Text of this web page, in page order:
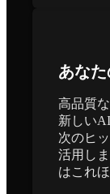
あな
高品質
新しい
次のヒ
活用し
はこれ